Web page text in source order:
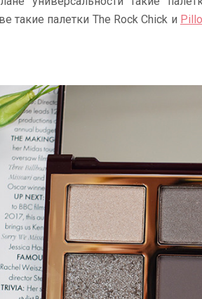
такие палетки The Rock Chick и